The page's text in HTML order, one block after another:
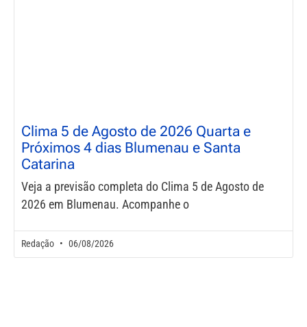
Clima 5 de Agosto de 2026 Quarta e
Próximos 4 dias Blumenau e Santa
Catarina
Veja a previsão completa do Clima 5 de Agosto de
2026 em Blumenau. Acompanhe o
Redação 06/08/2026